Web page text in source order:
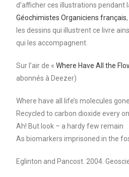
d’afficher ces illustrations pendant
Géochimistes Organiciens français
les dessins qui illustrent ce livre
qui les accompagnent.
Sur l’air de «Where Have All the
abonnés à Deezer)
Where have all life’s molecules
Recycled to carbon dioxide every
Ah! But look – a hardy few remain
As biomarkers imprisoned in the
Eglinton and Pancost. 2004.